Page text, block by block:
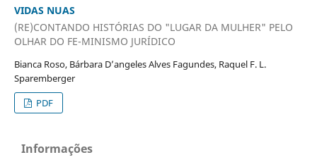
VIDAS NUAS
(RE)CONTANDO HISTÓRIAS DO "LUGAR DA MULHER" PELO
OLHAR DO FE-MINISMO JURÍDICO
Bianca Roso, Bárbara D’angeles Alves Fagundes, Raquel F. L.
Sparemberger
PDF
Informações